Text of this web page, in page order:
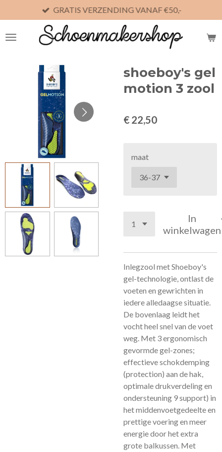
direct
naar
GRATIS VERZENDING VANAF €50,-
shoeboy's gel
motion 3 zool
€ 22,50
maat
In
winkelwagen
Inlegzool met Shoeboy's
gel-technologie, ontlast de
voeten en gewrichten in
iedere alledaagse situatie.
De bovenlaag leidt het
vocht heel snel van de voet
weg. Met 3 ergonomisch
gevormde gel-zones;
effectieve schokdemping
(protection) aan de hak,
optimale drukverdeling en
ondersteuning 9 support) in
het middenvoetgedeelte en
prettige voering en meer
energie door het extra
grote balkussen. Met